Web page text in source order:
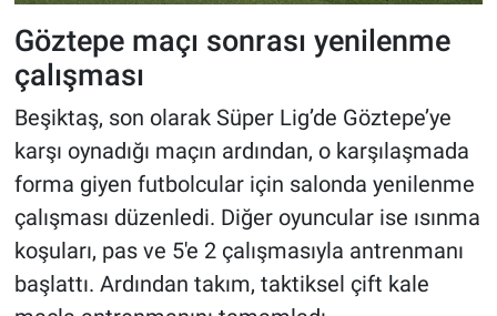
Göztepe maçı sonrası yenilenme
çalışması
Beşiktaş, son olarak Süper Lig’de Göztepe’ye
karşı oynadığı maçın ardından, o karşılaşmada
forma giyen futbolcular için salonda yenilenme
çalışması düzenledi. Diğer oyuncular ise ısınma
koşuları, pas ve 5'e 2 çalışmasıyla antrenmanı
başlattı. Ardından takım, taktiksel çift kale